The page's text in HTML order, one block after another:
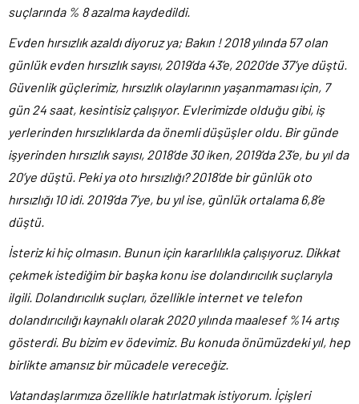
suçlarında % 8 azalma kaydedildi.
Evden hırsızlık azaldı diyoruz ya; Bakın ! 2018 yılında 57 olan
günlük evden hırsızlık sayısı, 2019’da 43’e, 2020’de 37’ye düştü.
Güvenlik güçlerimiz, hırsızlık olaylarının yaşanmaması için, 7
gün 24 saat, kesintisiz çalışıyor. Evlerimizde olduğu gibi, iş
yerlerinden hırsızlıklarda da önemli düşüşler oldu. Bir günde
işyerinden hırsızlık sayısı, 2018’de 30 iken, 2019’da 23’e, bu yıl da
20’ye düştü. Peki ya oto hırsızlığı? 2018’de bir günlük oto
hırsızlığı 10 idi. 2019’da 7’ye, bu yıl ise, günlük ortalama 6,8’e
düştü.
İsteriz ki hiç olmasın. Bunun için kararlılıkla çalışıyoruz. Dikkat
çekmek istediğim bir başka konu ise dolandırıcılık suçlarıyla
ilgili. Dolandırıcılık suçları, özellikle internet ve telefon
dolandırıcılığı kaynaklı olarak 2020 yılında maalesef %14 artış
gösterdi. Bu bizim ev ödevimiz. Bu konuda önümüzdeki yıl, hep
birlikte amansız bir mücadele vereceğiz.
Vatandaşlarımıza özellikle hatırlatmak istiyorum. İçişleri